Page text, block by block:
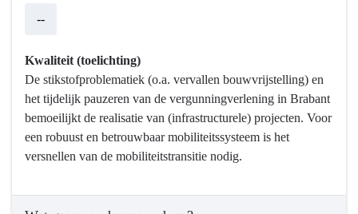
bereiken?
We
gaan
voor
een
robuust
mobiliteitssysteem.
--
Kwaliteit (toelichting)
De stikstofproblematiek (o.a. vervallen bouwvrijstelling) en
het tijdelijk pauzeren van de vergunningverlening in Brabant
bemoeilijkt de realisatie van (infrastructurele) projecten. Voor
een robuust en betrouwbaar mobiliteitssysteem is het
versnellen van de mobiliteitstransitie nodig.